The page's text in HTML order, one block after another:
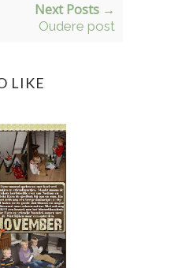
Next Posts →
Oudere post
LIKE